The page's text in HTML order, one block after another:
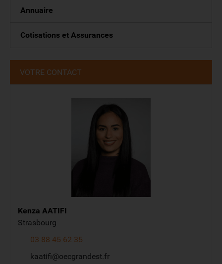
Annuaire
Cotisations et Assurances
VOTRE CONTACT
Kenza AATIFI
Strasbourg
03 88 45 62 35
kaatifi@oecgrandest.fr